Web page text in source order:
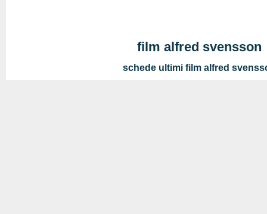
film alfred svensson
schede ultimi film alfred